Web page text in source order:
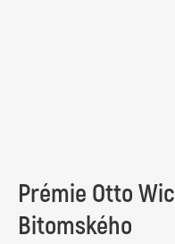
Prémie Otto
Bitomského